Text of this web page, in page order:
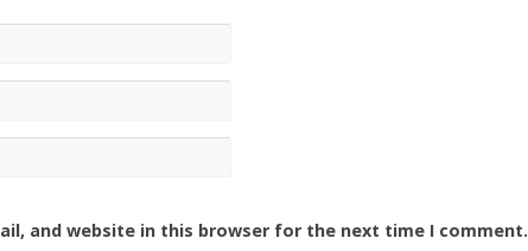
and website in this browser for the next time I comment.